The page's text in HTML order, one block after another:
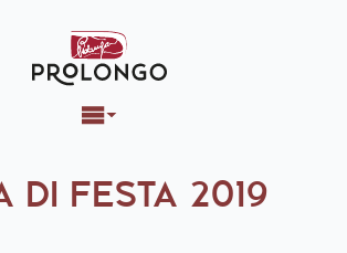
DI FESTA 2019